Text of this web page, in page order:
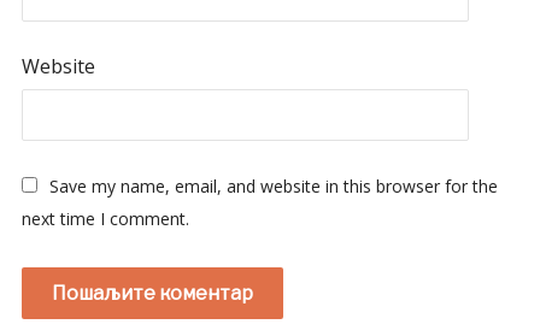
Website
Save my name, email, and website in this browser for the
next time I comment.